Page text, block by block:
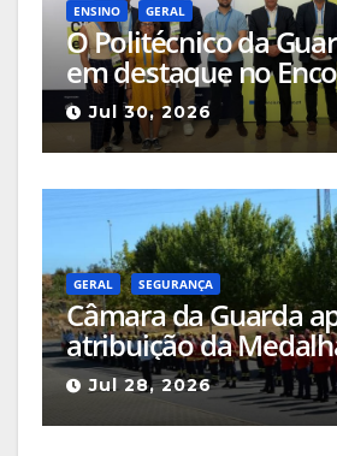
ENSINO GERAL
O Politécnico da
em destaque no
Ciência e Inovação
seleção de três
científicas
Jul 30, 2026
GERAL SEGURANÇA
Câmara da Guarda
atribuição da
de Grau Ouro à
Humanitária de
Voluntários da
Jul 28, 2026